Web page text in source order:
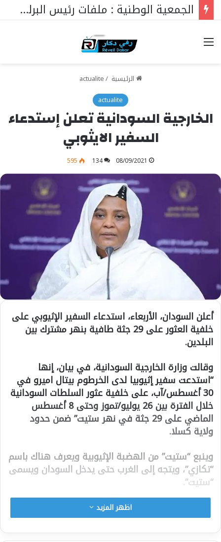
الدكتور مهاتير محمد في عامه الـ101… قائدٌ استثنائي ورمزٌ خالد في مسيرة نهضة ماليزيا.
خيارات
الرئيسية /
actualite
actualite
الخارجية السودانية تعلن إستدعاء
السفير الايثوبي
08/09/2021
134
595
أعلن السودان، الأربعاء، استدعاء السفير الإثيوبي على
خلفية العثور على 29 جثة طافية بنهر مشترك بين
البلدين.
وقالت وزارة الخارجية السودانية، في بيان، إنها
“استدعت سفير إثيوبيا لدى الخرطوم بيتال اميرو في
30 أغسطس/آب، على خلفية عثور السلطات السودانية
خلال الفترة بين 26 يوليو/تموز وحتى 8 أغسطس
الماضي على 29 جثة في نهر ستيت” ضمن حدود
ولاية كسلا.
وينبع “ستيت” من الهضبة الإثيوبية ويعرف هناك باسم
“تكازي”، ويتجه إلى الغرب حتى يدخل السودان ويسمى
“ستيت”.
وأضافت الخارجية السودانية أن السلطات المختصة في”
كسلا “قامت بالإجراءات الجنائية المتبعة بعد العثور
على الجثث، دون تفاصيل بالخصوص.
اظهر المزيد